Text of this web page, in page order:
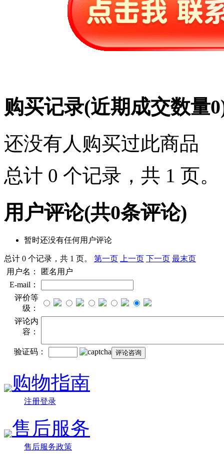
购买记录(近期成交数量0
还没有人购买过此商品
总计 0 个记录，共 1 页。
用户评论(共0条评论)
暂时还没有任何用户评论
总计 0 个记录，共 1 页。 第一页 上一页 下一页 最末页
用户名：
匿名用户
E-mail：
评价等
级：
评论内
容：
验证码：
购物指南
注册登录
售后服务
售后服务政策